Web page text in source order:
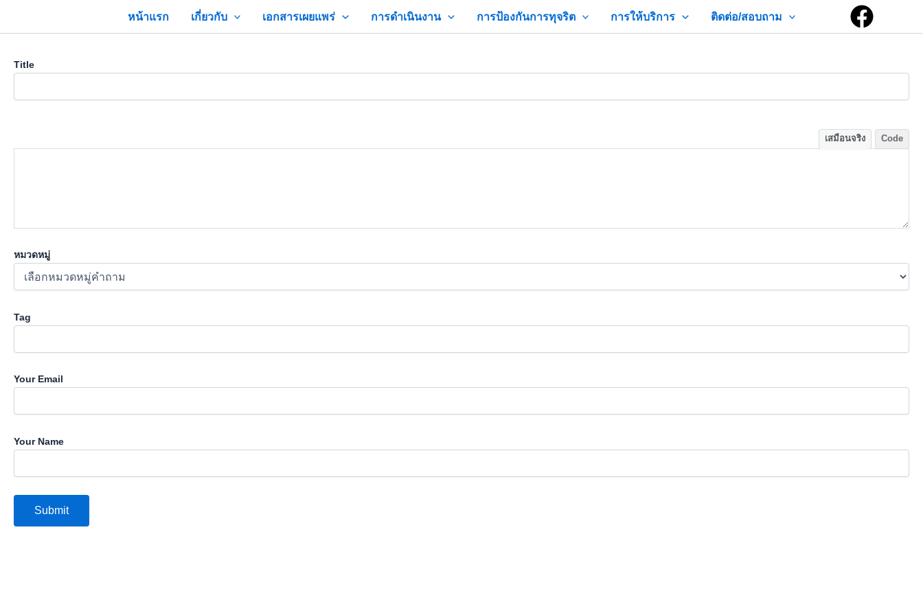
หน้าแรก เกี่ยวกับ เอกสารเผยแพร่ การดำเนินงาน การป้องกันการทุจริต การให้บริการ ติดต่อ/สอบถาม
Title
เสมือนจริง Code
หมวดหมู่
Tag
Your Email
Your Name